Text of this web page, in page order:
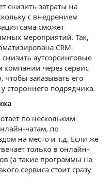
снизить затраты на
с внедрением
сама сможет
мероприятий. Так,
CRM-
аутсорсинговые
компании через сервис
чтобы заказывать его
стороннего подрядчика.
по нескольким
чатам, по
на место и т.д. Если же
только в онлайн-
(а такие программы на
сервиса стоит сразу